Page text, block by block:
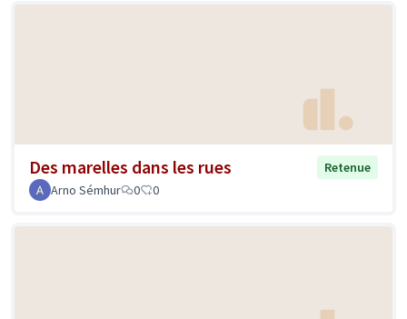
Des marelles dans les rues
Retenue
Arno Sémhur
0 0